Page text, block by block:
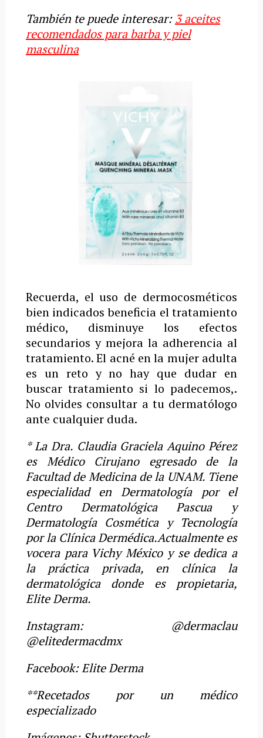
También te puede interesar:3 aceites
recomendados para barba y piel
masculina
Recuerda, el uso de dermocosméticos
bien indicados beneficia el tratamiento
médico, disminuye los efectos
secundarios y mejora la adherencia al
tratamiento. El acné en la mujer adulta
es un reto y no hay que dudar en
buscar tratamiento si lo padecemos,.
No olvides consultar a tu dermatólogo
ante cualquier duda.
*La Dra. Claudia Graciela Aquino Pérez
es Médico Cirujano egresado de la
Facultad de Medicina de la UNAM. Tiene
especialidad en Dermatología por el
Centro Dermatológica Pascua y
Dermatología Cosmética y Tecnología
por la Clínica Dermédica.Actualmente es
vocera para Vichy México y se dedica a
la práctica privada, en clínica la
dermatológica donde es propietaria,
Elite Derma.
Instagram: @dermaclau
@elitedermacdmx
Facebook: Elite Derma
**Recetados por un médico
especializado